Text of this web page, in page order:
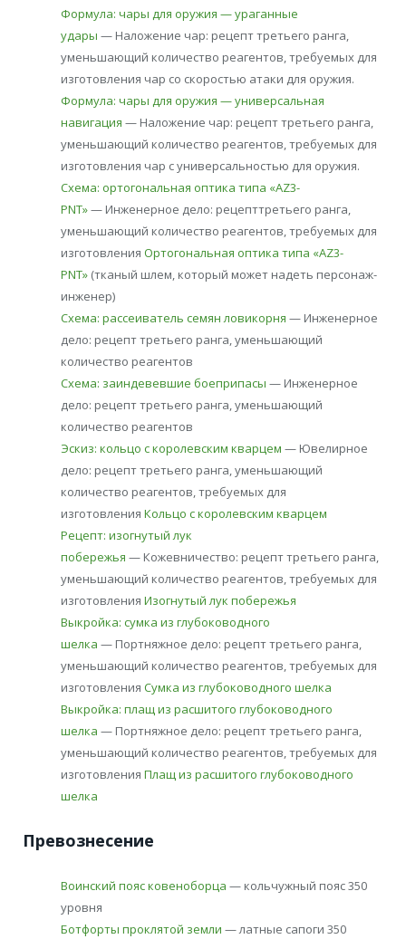
Формула: чары для оружия — ураганные
удары — Наложение чар: рецепт третьего ранга,
уменьшающий количество реагентов, требуемых для
изготовления чар со скоростью атаки для оружия.
Формула: чары для оружия — универсальная
навигация — Наложение чар: рецепт третьего ранга,
уменьшающий количество реагентов, требуемых для
изготовления чар с универсальностью для оружия.
Схема: ортогональная оптика типа «AZ3-
PNT»— Инженерное дело: рецепттретьего ранга,
уменьшающий количество реагентов, требуемых для
изготовления Ортогональная оптика типа «AZ3-
PNT» (тканый шлем, который может надеть персонаж-
инженер)
Схема: рассеиватель семян ловикорня — Инженерное
дело: рецепт третьего ранга, уменьшающий
количество реагентов
Схема: заиндевевшие боеприпасы — Инженерное
дело: рецепт третьего ранга, уменьшающий
количество реагентов
Эскиз: кольцо с королевским кварцем — Ювелирное
дело: рецепт третьего ранга, уменьшающий
количество реагентов, требуемых для
изготовления Кольцо с королевским кварцем
Рецепт: изогнутый лук
побережья — Кожевничество: рецепт третьего ранга,
уменьшающий количество реагентов, требуемых для
изготовления Изогнутый лук побережья
Выкройка: сумка из глубоководного
шелка — Портняжное дело: рецепт третьего ранга,
уменьшающий количество реагентов, требуемых для
изготовления Сумка из глубоководного шелка
Выкройка: плащ из расшитого глубоководного
шелка — Портняжное дело: рецепт третьего ранга,
уменьшающий количество реагентов, требуемых для
изготовления Плащ из расшитого глубоководного
шелка
Превознесение
Воинский пояс ковеноборца — кольчужный пояс 350
уровня
Ботфорты проклятой земли — латные сапоги 350